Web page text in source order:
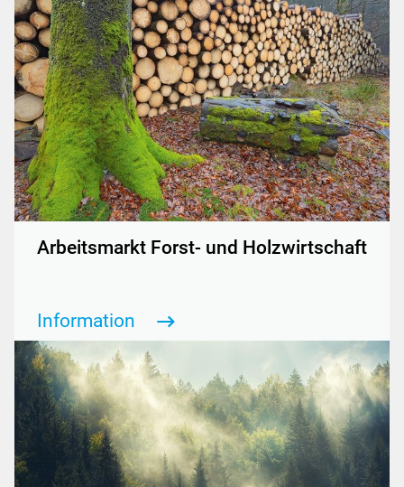
Arbeitsmarkt Forst- und Holzwirtschaft
Information